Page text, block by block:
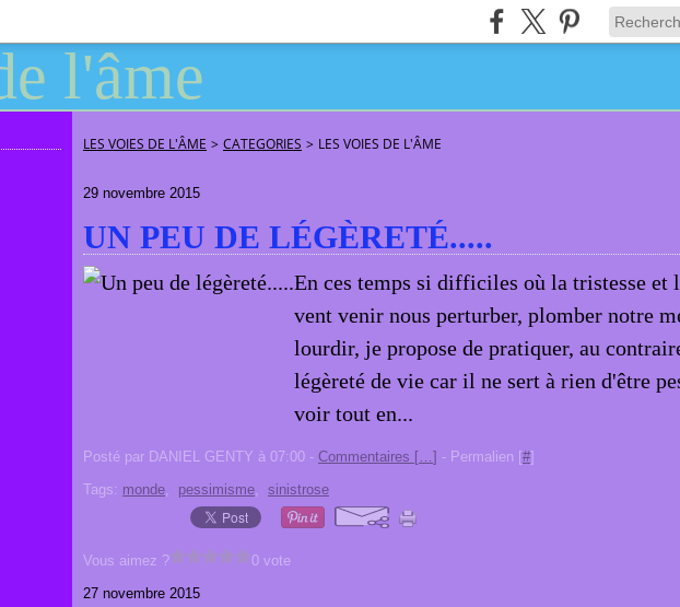
LES VOIES DE L'ÂME > CATEGORIES > LES VOIES DE L'ÂME
29 novembre 2015
UN PEU DE LÉGÈRETÉ.....
En ces temps si difficiles où la tristesse et
vent venir nous perturber, plomber notre
lourdir, je propose de pratiquer, au
légèreté de vie car il ne sert à rien d'être
voir tout en...
Posté par DANIEL GENTY à 07:00 - Commentaires […] - Permalien [#]
Tags: monde, pessimisme, sinistrose
Vous aimez ?
0 vote
27 novembre 2015